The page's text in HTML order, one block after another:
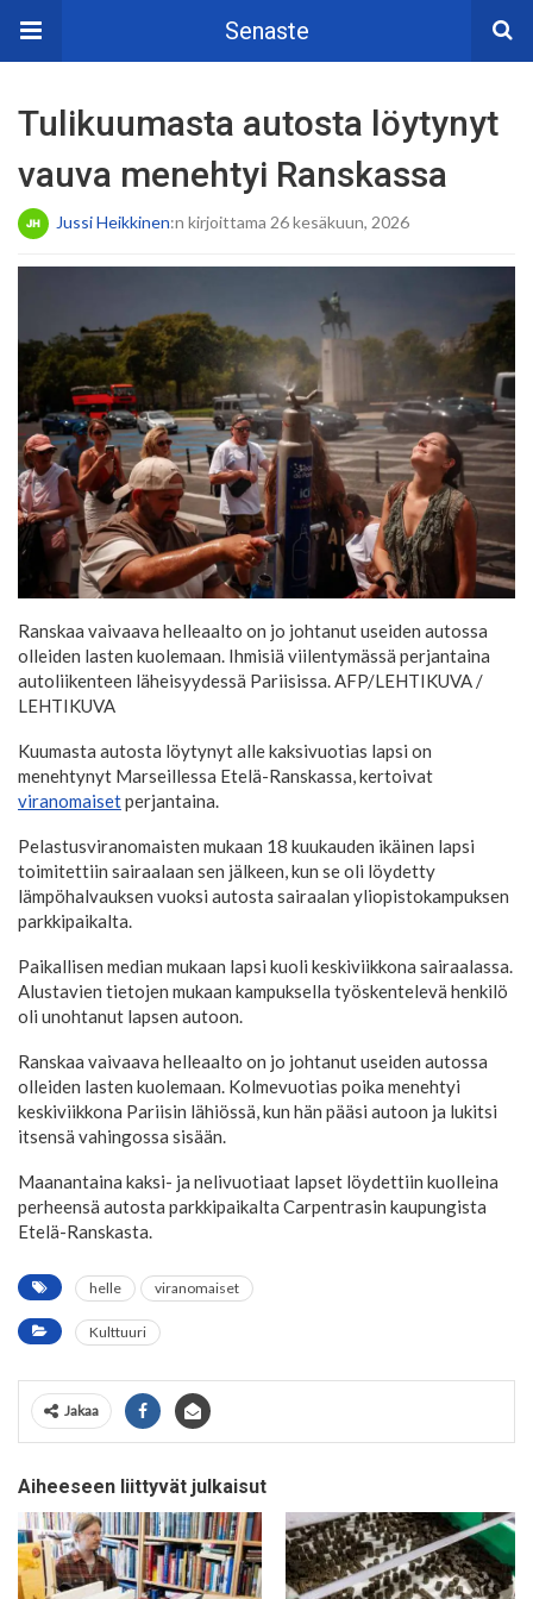
Senaste
Tulikuumasta autosta löytynyt
vauva menehtyi Ranskassa
Jussi Heikkinen:n kirjoittama 26 kesäkuun, 2026
Ranskaa vaivaava helleaalto on jo johtanut useiden autossa
olleiden lasten kuolemaan. Ihmisiä viilentymässä perjantaina
autoliikenteen läheisyydessä Pariisissa. AFP/LEHTIKUVA/
LEHTIKUVA
Kuumasta autosta löytynyt alle kaksivuotias lapsi on
menehtynyt Marseillessa Etelä-Ranskassa, kertoivat
viranomaisetperjantaina.
Pelastusviranomaisten mukaan 18 kuukauden ikäinen lapsi
toimitettiin sairaalaan sen jälkeen, kun se oli löydetty
lämpöhalvauksen vuoksi autosta sairaalan yliopistokampuksen
parkkipaikalta.
Paikallisen median mukaan lapsi kuoli keskiviikkona sairaalassa.
Alustavien tietojen mukaan kampuksella työskentelevä henkilö
oli unohtanut lapsen autoon.
Ranskaa vaivaava helleaalto on jo johtanut useiden autossa
olleiden lasten kuolemaan. Kolmevuotias poika menehtyi
keskiviikkona Pariisin lähiössä, kun hän pääsi autoon ja lukitsi
itsensä vahingossa sisään.
Maanantaina kaksi- ja nelivuotiaat lapset löydettiin kuolleina
perheensä autosta parkkipaikalta Carpentrasin kaupungista
Etelä-Ranskasta.
helle viranomaiset
Kulttuuri
Jakaa
Aiheeseen liittyvät julkaisut